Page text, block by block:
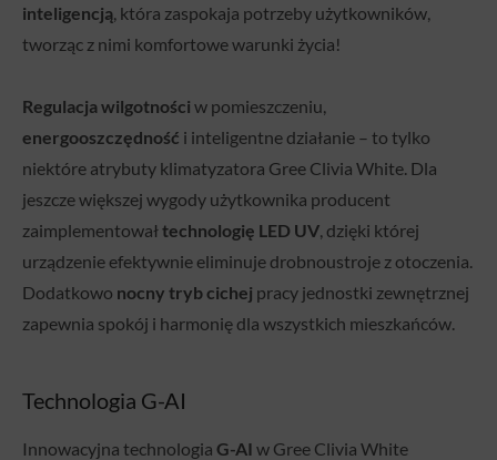
inteligencją, która zaspokaja potrzeby użytkowników,
tworząc z nimi komfortowe warunki życia!
Regulacja wilgotności w pomieszczeniu,
energooszczędność i inteligentne działanie – to tylko
niektóre atrybuty klimatyzatora Gree Clivia White. Dla
jeszcze większej wygody użytkownika producent
zaimplementowałtechnologię LED UV, dzięki której
urządzenie efektywnie eliminuje drobnoustroje z otoczenia.
Dodatkowo nocny tryb cichej pracy jednostki zewnętrznej
zapewnia spokój i harmonię dla wszystkich mieszkańców.
Technologia G-AI
Innowacyjna technologia G-AI w Gree Clivia White